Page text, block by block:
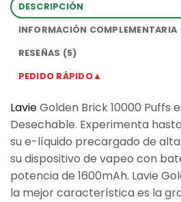
DESCRIPCIÓN
INFORMACIÓN COMPLEMENTARIA
RESEÑAS (5)
PEDIDO RÁPIDO▲
LavieGolden Brick 10000 Puffs
Desechable. Experimenta
su e-líquido precargado de
su dispositivo de vapeo con
potencia de 1600mAh. Lavie
la mejor característica es la